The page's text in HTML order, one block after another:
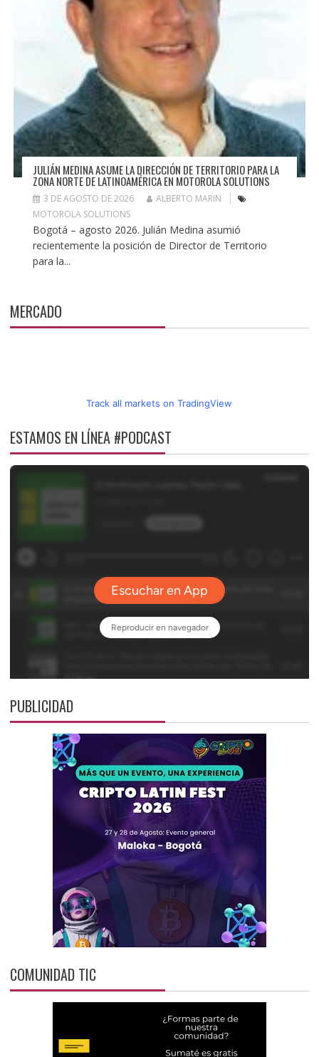
JULIÁN MEDINA ASUME LA DIRECCIÓN DE TERRITORIO PARA LA
ZONA NORTE DE LATINOAMÉRICA EN MOTOROLA SOLUTIONS
3 DE AGOSTO DE 2026
ALBERTO MARIN
MOTOROLA SOLUTIONS
Bogotá – agosto 2026. Julián Medina asumió
recientemente la posición de Director de Territorio
para la...
MERCADO
Track all markets on TradingView
ESTAMOS EN LÍNEA #PODCAST
PUBLICIDAD
COMUNIDAD TIC